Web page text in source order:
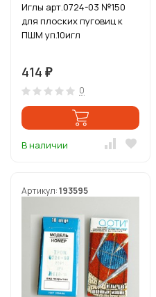
Иглы арт.0724-03 №150
для плоских пуговиц к
ПШМ уп.10игл
414 ₽
0
В наличии
Артикул:193595